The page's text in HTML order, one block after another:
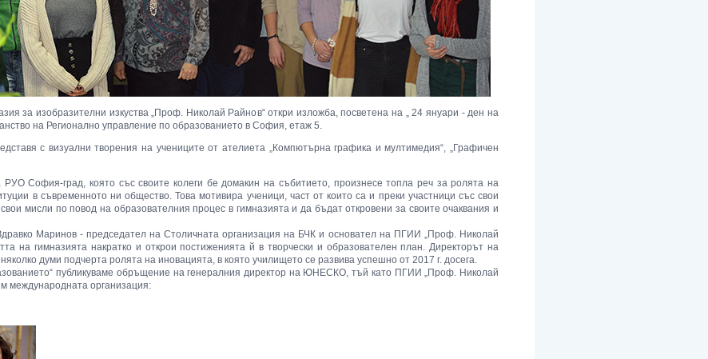
за изобразителни изкуства „Проф. Николай Райнов“ откри изложба, посветена на „ 24 януари - ден на
на Регионално управление по образованието в София, етаж 5.
с визуални творения на учениците от ателиета „Компютърна графика и мултимедия“, „Графичен
София-град, която със своите колеги бе домакин на събитието, произнесе топла реч за ролята на
в съвременното ни общество. Това мотивира ученици, част от които са и преки участници със свои
мисли по повод на образователния процес в гимназията и да бъдат откровени за своите очаквания и
Маринов - председател на Столичната организация на БЧК и основател на ПГИИ „Проф. Николай
на гимназията накратко и открои постиженията й в творчески и образователен план. Директорът на
думи подчерта ролята на иновацията, в която училището се развива успешно от 2017 г. досега.
публикуваме обръщение на генералния директор на ЮНЕСКО, тъй като ПГИИ „Проф. Николай
международната организация: